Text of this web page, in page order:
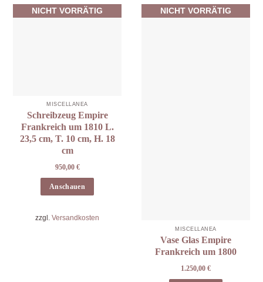
NICHT VORRÄTIG
MISCELLANEA
Schreibzeug Empire
Frankreich um 1810 L.
23,5 cm, T. 10 cm, H. 18
cm
950,00 €
Anschauen
zzgl. Versandkosten
NICHT VORRÄTIG
MISCELLANEA
Vase Glas Empire
Frankreich um 1800
1.250,00 €